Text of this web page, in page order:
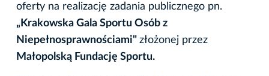
oferty na realizację zadania publicznego pn.
„Krakowska Gala Sportu Osób z
Niepełnosprawnościami" złożonej przez
Małopolską Fundację Sportu.